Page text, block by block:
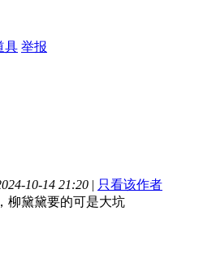
具 举报
10-14 21:20 | 只看该作者
柳黛黛要的可是大坑